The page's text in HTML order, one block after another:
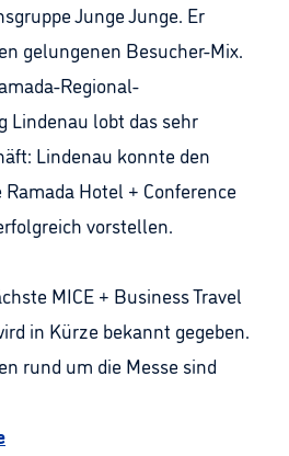
Junge Junge. Er
gelungenen Besucher-Mix.
Regional-
Lindenau lobt das sehr
Lindenau konnte den
Hotel + Conference
vorstellen.
MICE + Business Travel
in Kürze bekannt gegeben.
rund um die Messe sind